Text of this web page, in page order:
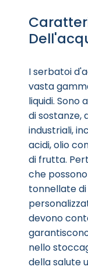
I serbatoi
vasta
liquidi.
di sostanze,
industriali,
acidi, olio
di frutta.
che
tonnellate
devono
nello
della salute